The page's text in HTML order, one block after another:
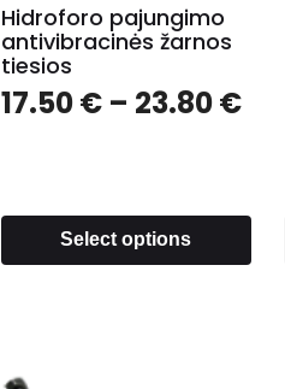
Hidroforo pajungimo
antivibracinės žarnos
tiesios
17.50€– 23.80€
Select options